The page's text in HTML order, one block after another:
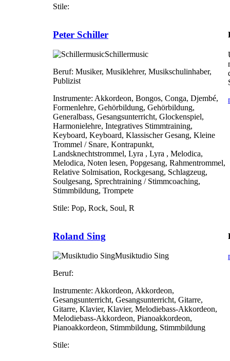
Stile:
Peter Schiller
Schillermusic
Beruf: Musiker, Musiklehrer, Musikschulinhaber,
Publizist
Instrumente: Akkordeon, Bongos, Conga, Djembé,
Formenlehre, Gehörbildung, Gehörbildung,
Generalbass, Gesangsunterricht, Glockenspiel,
Harmonielehre, Integratives Stimmtraining,
Keyboard, Keyboard, Klassischer Gesang, Kleine
Trommel / Snare, Kontrapunkt,
Landsknechtstrommel, Lyra , Lyra , Melodica,
Melodica, Noten lesen, Popgesang, Rahmentrommel,
Relative Solmisation, Rockgesang, Schlagzeug,
Soulgesang, Sprechtraining / Stimmcoaching,
Stimmbildung, Trompete
Stile: Pop, Rock, Soul, R
Roland Sing
Musiktudio Sing
Beruf:
Instrumente: Akkordeon, Akkordeon,
Gesangsunterricht, Gesangsunterricht, Gitarre,
Gitarre, Klavier, Klavier, Melodiebass-Akkordeon,
Melodiebass-Akkordeon, Pianoakkordeon,
Pianoakkordeon, Stimmbildung, Stimmbildung
Stile: